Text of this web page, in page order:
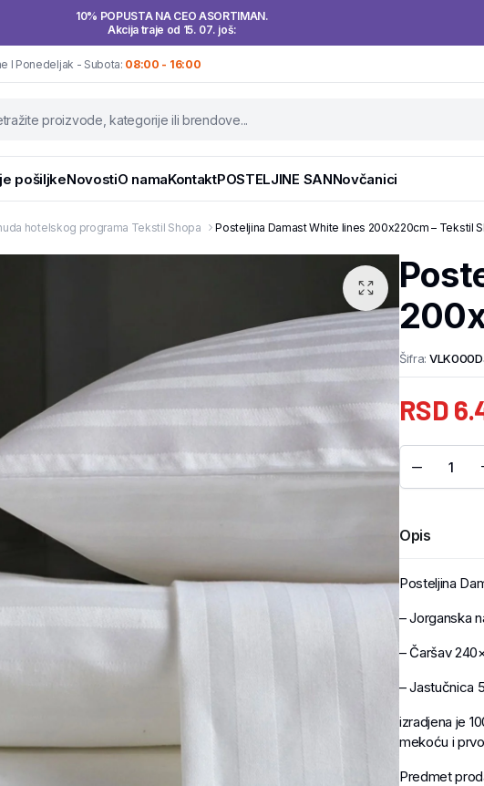
10% POPUSTA NA CEO ASORTIMAN.
Akcija traje od 15. 07. još:
I Ponedeljak - Subota: 08:00 - 16:00
pošiljkeNovostiO namaKontaktPOSTELJINE SANNovčanici
hotelskog programa Tekstil Shopa Posteljina Damast White lines 200x220cm – Tekstil
Šifra:
RSD
Opis
Posteljina
– Jorganska
– Čaršav
– Jastučnica
izradjena je
mekoću i
Predmet